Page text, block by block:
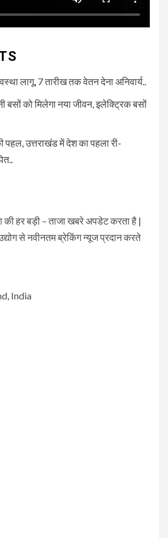
लागू, 7 तारीख तक वेतन देना अनिवार्य..
बसों को मिलेगा नया जीवन, इलेक्ट्रिक बसों
पहल, उत्तराखंड में देश का पहला री-
हर बड़ी – ताजा खबरे अपडेट करता है |
से नवीनतम ब्रेकिंग न्यूज प्रदान करते
India